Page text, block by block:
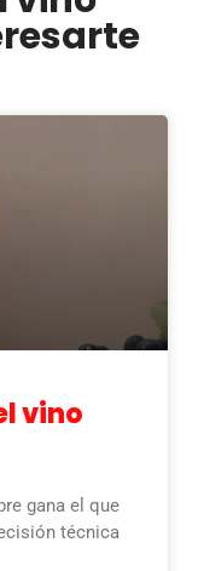
vino
gana el que
técnica